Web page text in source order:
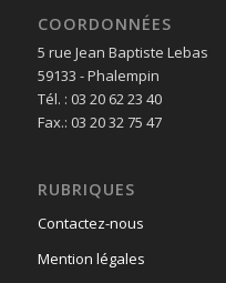
COORDONNÉES
5 rue Jean Baptiste Lebas
59133 - Phalempin
Tél. : 03 20 62 23 40
Fax.: 03 20 32 75 47
RUBRIQUES
Contactez-nous
Mention légales